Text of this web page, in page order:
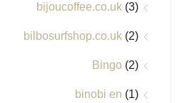
bijoucoffee.co.uk (3)
bilbosurfshop.co.uk (2)
Bingo (2)
binobi en (1)